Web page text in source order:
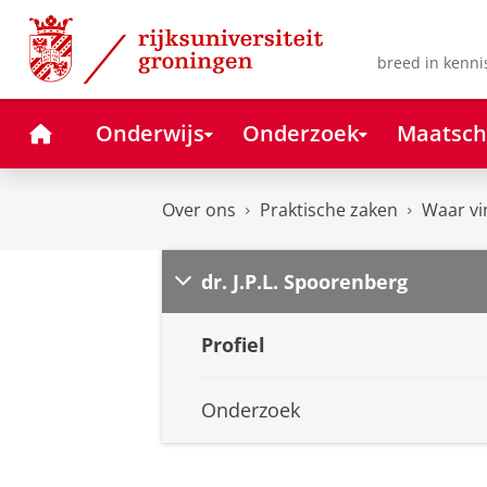
Skip
Content
Skip
Navigation
breed in
HomeOnderwijs Onderzoek
Over ons Praktische zaken Waar
dr. J.P.L. Spoorenberg
Profiel
Onderzoek